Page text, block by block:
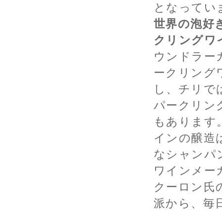
となってい
世界の泡好
クリングワ
ウンドラー
ークリング
し、チリで
パークリン
もあります
インの醸造
なシャンパ
ワインメ
クーロン氏
派から、毎